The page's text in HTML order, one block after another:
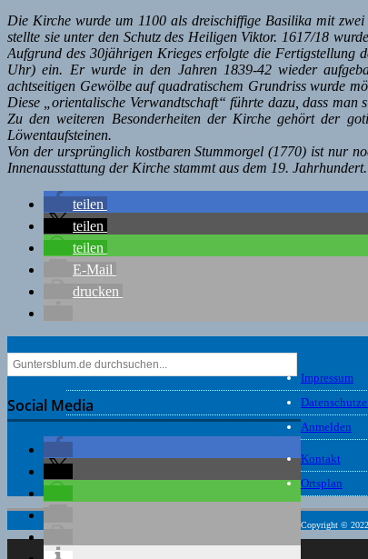
Die Kirche wurde um 1100 als dreischiffige Basilika mit
stellte sie unter den Schutz des Heiligen Viktor. 1617/18
Aufgrund des 30jährigen Krieges erfolgte die Fertigstellung
Uhr) ein. Er wurde in den Jahren 1839-42 wieder
achtseitigen Gewölbe auf quadratischem Grundriss wurde
Diese „orientalische Verwandtschaft“ führte dazu, dass
Zu den weiteren Besonderheiten der Kirche gehört der
Löwentaufsteinen.
Von der ursprünglich kostbaren Stummorgel (1770) ist nur
Innenausstattung der Kirche stammt aus dem 19. Jahrhundert.
teilen
teilen
teilen
E-Mail
drucken
Social Media
Impressum
Anmelden
Kontakt
Ortsplan
Copyright ©